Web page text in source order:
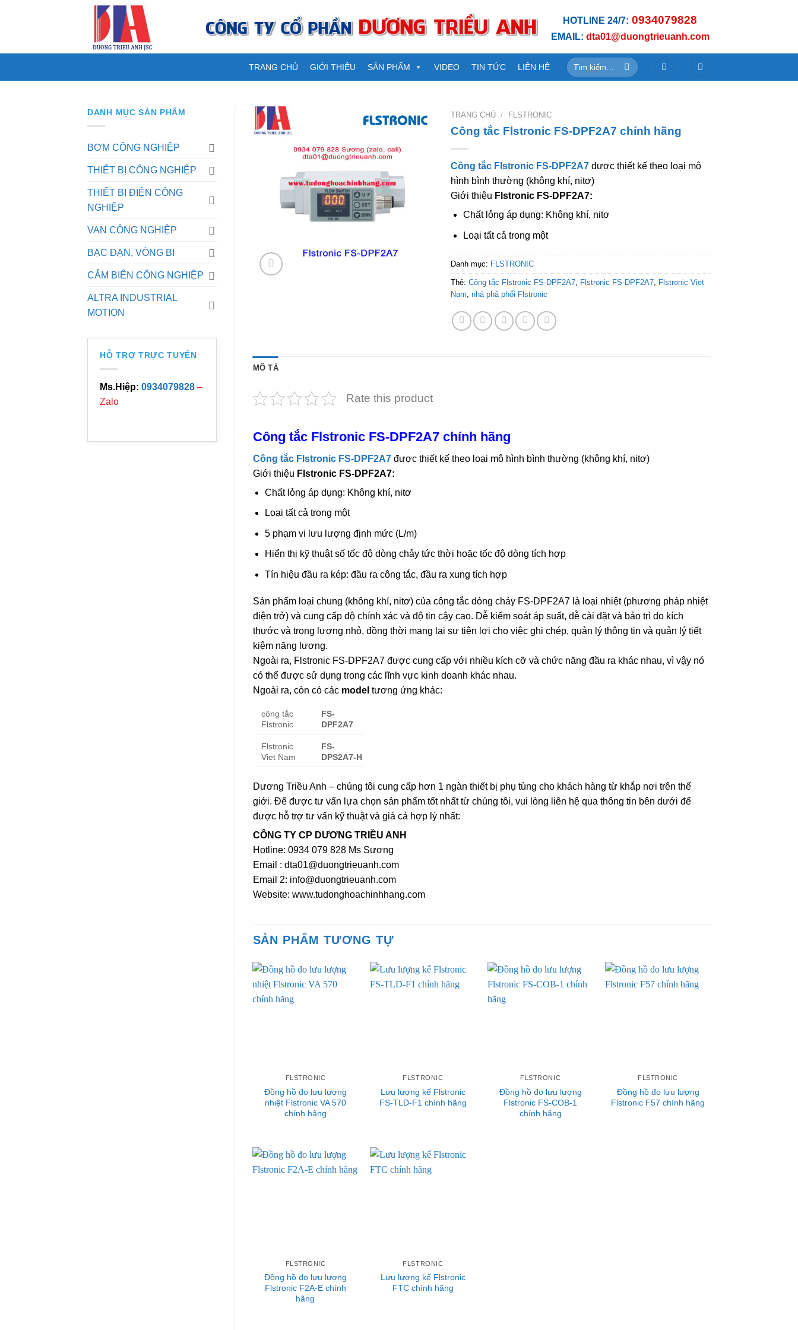
HOTLINE 24/7: 0934079828
EMAIL: dta01@duongtrieuanh.com
TRANG CHỦ GIỚI THIỆU SẢN PHẨM VIDEO TIN TỨC LIÊN HỆ
Tìm
kiếm:
DANH MỤC SẢN PHẨM
BƠM CÔNG NGHIỆP
THIẾT BỊ CÔNG NGHIỆP
THIẾT BỊ ĐIỆN CÔNG
NGHIỆP
VAN CÔNG NGHIỆP
BẠC ĐẠN, VÒNG BI
CẢM BIẾN CÔNG NGHIỆP
ALTRA INDUSTRIAL
MOTION
HỖ TRỢ TRỰC TUYẾN
Ms.Hiệp: 0934079828 –
Zalo
TRANG CHỦ / FLSTRONIC
Công tắc Flstronic FS-DPF2A7 chính hãng
Công tắc Flstronic FS-DPF2A7 được thiết kế theo loại mô
hình bình thường (không khí, nitơ)
Giới thiệu Flstronic FS-DPF2A7:
Chất lỏng áp dụng: Không khí, nitơ
Loại tất cả trong một
Danh mục: FLSTRONIC
Thẻ:Công tắc Flstronic FS-DPF2A7, Flstronic FS-DPF2A7, Flstronic Viet
Nam,nhà phâ phối Flstronic
MÔ TẢ
Rate this product
Công tắc Flstronic FS-DPF2A7 chính hãng
Công tắc Flstronic FS-DPF2A7được thiết kế theo loại mô hình bình thường (không khí, nitơ)
Giới thiệu Flstronic FS-DPF2A7:
Chất lỏng áp dụng: Không khí, nitơ
Loại tất cả trong một
5 phạm vi lưu lượng định mức (L/m)
Hiển thị kỹ thuật số tốc độ dòng chảy tức thời hoặc tốc độ dòng tích hợp
Tín hiệu đầu ra kép: đầu ra công tắc, đầu ra xung tích hợp
Sản phẩm loại chung (không khí, nitơ) của công tắc dòng chảy FS-DPF2A7 là loại nhiệt (phương pháp nhiệt
điện trở) và cung cấp độ chính xác và độ tin cậy cao. Dễ kiểm soát áp suất, dễ cài đặt và bảo trì do kích
thước và trọng lượng nhỏ, đồng thời mang lại sự tiện lợi cho việc ghi chép, quản lý thông tin và quản lý tiết
kiệm năng lượng.
Ngoài ra, Flstronic FS-DPF2A7 được cung cấp với nhiều kích cỡ và chức năng đầu ra khác nhau, vì vậy nó
có thể được sử dụng trong các lĩnh vực kinh doanh khác nhau.
Ngoài ra, còn có các model tương ứng khác:
công tắc
Flstronic
FS-
DPF2A7
Flstronic
Viet Nam
FS-
DPS2A7-H
Dương Triều Anh – chúng tôi cung cấp hơn 1 ngàn thiết bị phụ tùng cho khách hàng từ khắp nơi trên thế
giới. Để được tư vấn lựa chọn sản phẩm tốt nhất từ chúng tôi, vui lòng liên hệ qua thông tin bên dưới để
được hỗ trợ tư vấn kỹ thuật và giá cả hợp lý nhất:
CÔNG TY CP DƯƠNG TRIỀU ANH
Hotline: 0934 079 828 Ms Sương
Email : dta01@duongtrieuanh.com
Email 2: info@duongtrieuanh.com
Website: www.tudonghoachinhhang.com
SẢN PHẨM TƯƠNG TỰ
FLSTRONIC
Đồng hồ đo lưu lượng
nhiệt Flstronic VA 570
chính hãng
FLSTRONIC
Lưu lượng kế Flstronic
FS-TLD-F1 chính hãng
FLSTRONIC
Đồng hồ đo lưu lượng
Flstronic FS-COB-1
chính hãng
FLSTRONIC
Đồng hồ đo lưu lượng
Flstronic F57 chính hãng
FLSTRONIC
Đồng hồ đo lưu lượng
Flstronic F2A-E chính
hãng
FLSTRONIC
Lưu lượng kế Flstronic
FTC chính hãng